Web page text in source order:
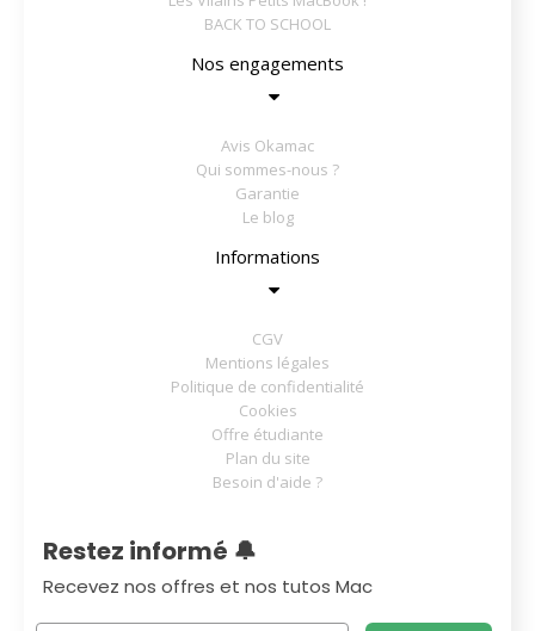
BACK TO SCHOOL
Nos engagements
Avis Okamac
Qui sommes-nous ?
Garantie
Le blog
Informations
CGV
Mentions légales
Politique de confidentialité
Cookies
Offre étudiante
Plan du site
Besoin d'aide ?
Restez informé 🔔
Recevez nos offres et nos tutos Mac